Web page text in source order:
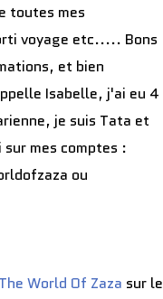
toutes mes
voyage etc..... Bons
et bien
Isabelle, j'ai eu 4
je suis Tata et
mes comptes :
ou
The World Of Zaza sur le